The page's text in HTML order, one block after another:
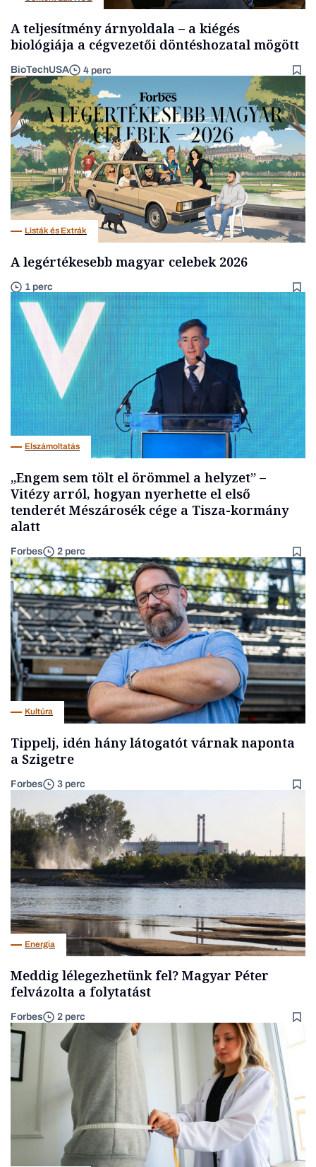
A teljesítmény árnyoldala – a kiégés
biológiája a cégvezetői döntéshozatal mögött
BioTechUSA 4 perc
Listák és Extrák
A legértékesebb magyar celebek 2026
1 perc
Elszámoltatás
„Engem sem tölt el örömmel a helyzet” –
Vitézy arról, hogyan nyerhette el első
tenderét Mészárosék cége a Tisza-kormány
alatt
Forbes 2 perc
Kultúra
Tippelj, idén hány látogatót várnak naponta
a Szigetre
Forbes 3 perc
Energia
Meddig lélegezhetünk fel? Magyar Péter
felvázolta a folytatást
Forbes 2 perc